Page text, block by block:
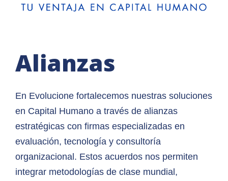
Alianzas
En Evolucione fortalecemos nuestras soluciones
en Capital Humano a través de alianzas
estratégicas con firmas especializadas en
evaluación, tecnología y consultoría
organizacional. Estos acuerdos nos permiten
integrar metodologías de clase mundial,